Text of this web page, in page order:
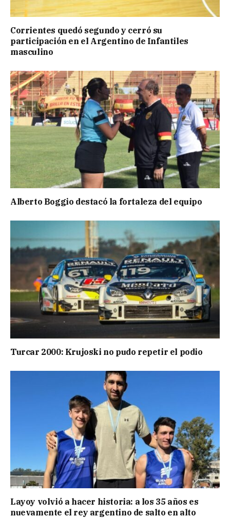
Corrientes quedó segundo y cerró su
participación en el Argentino de Infantiles
masculino
Alberto Boggio destacó la fortaleza del equipo
Turcar 2000: Krujoski no pudo repetir el podio
Layoy volvió a hacer historia: a los 35 años es
nuevamente el rey argentino de salto en alto